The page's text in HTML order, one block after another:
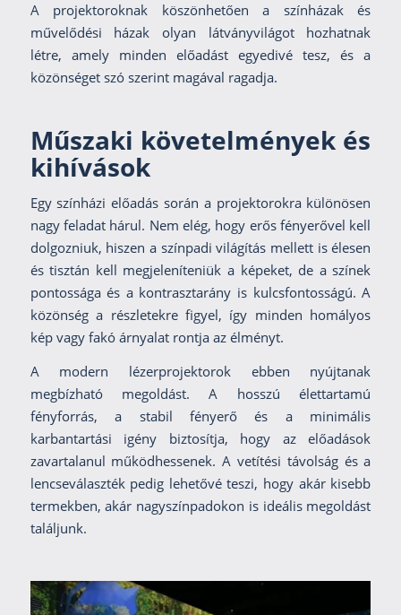
A projektoroknak köszönhetően a színházak és
művelődési házak olyan látványvilágot hozhatnak
létre, amely minden előadást egyedivé tesz, és a
közönséget szó szerint magával ragadja.
Műszaki követelmények és
kihívások
Egy színházi előadás során a projektorokra különösen
nagy feladat hárul. Nem elég, hogy erős fényerővel kell
dolgozniuk, hiszen a színpadi világítás mellett is élesen
és tisztán kell megjeleníteniük a képeket, de a színek
pontossága és a kontrasztarány is kulcsfontosságú. A
közönség a részletekre figyel, így minden homályos
kép vagy fakó árnyalat rontja az élményt.
A modern lézerprojektorok ebben nyújtanak
megbízható megoldást. A hosszú élettartamú
fényforrás, a stabil fényerő és a minimális
karbantartási igény biztosítja, hogy az előadások
zavartalanul működhessenek. A vetítési távolság és a
lencseválaszték pedig lehetővé teszi, hogy akár kisebb
termekben, akár nagyszínpadokon is ideális megoldást
találjunk.